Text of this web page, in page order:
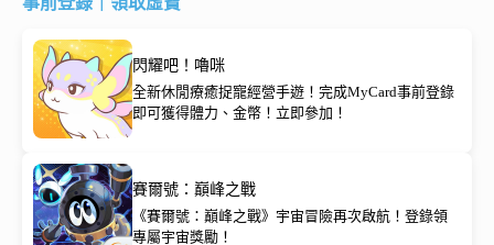
閃耀吧！嚕咪
全新休閒療癒捉寵經營手遊！完成MyCard事前登錄
即可獲得體力、金幣！立即參加！
賽爾號：巔峰之戰
《賽爾號：巔峰之戰》宇宙冒險再次啟航！登錄領
專屬宇宙獎勵！